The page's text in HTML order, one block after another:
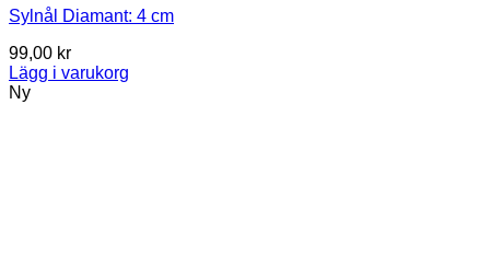
Sylnål Diamant: 4 cm
99,00 kr
Lägg i varukorg
Ny